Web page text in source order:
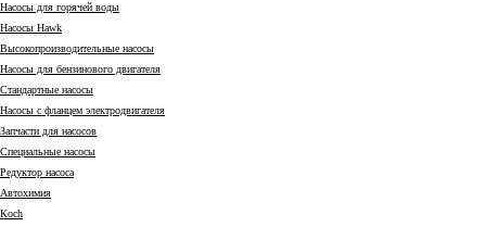
Насосы для горячей воды
Насосы Hawk
Высокопроизводительные насосы
Насосы для бензинового двигателя
Стандартные насосы
Насосы с фланцем электродвигателя
Запчасти для насосов
Специальные насосы
Редуктор насоса
Автохимия
Коch